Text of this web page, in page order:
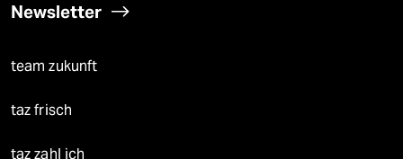
Newsletter
team zukunft
taz frisch
taz zahl ich